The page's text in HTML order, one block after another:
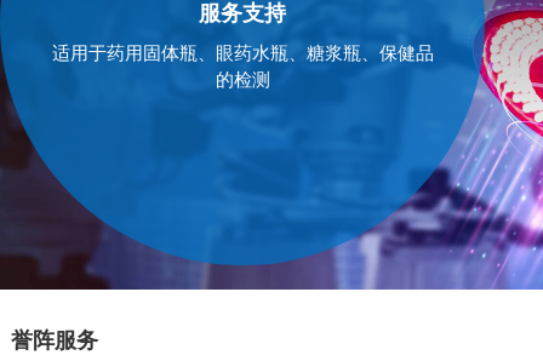
解决方案
新闻资讯
关于我们
加入我们
服务支持
适用于药用固体瓶、眼药水瓶、糖浆瓶、保健品
的检测
誉阵服务